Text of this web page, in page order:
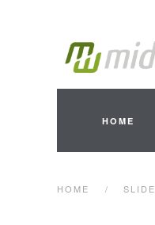
HOME
HOME SLIDE